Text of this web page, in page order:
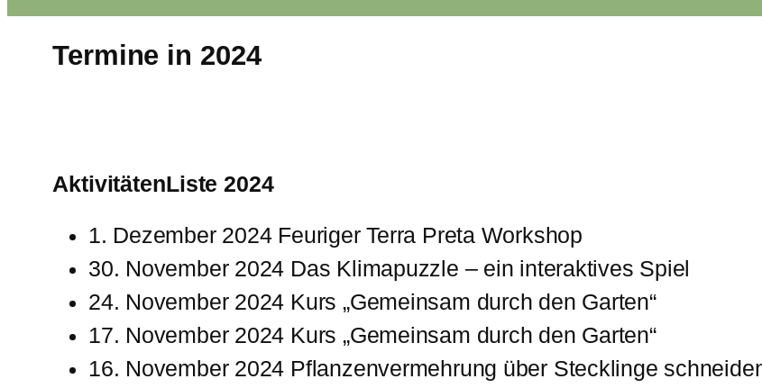
Termine in 2024
AktivitätenListe 2024
1. Dezember 2024 Feuriger Terra Preta Workshop
30. November 2024 Das Klimapuzzle – ein interaktives Spiel
24. November 2024 Kurs „Gemeinsam durch den Garten“
17. November 2024 Kurs „Gemeinsam durch den Garten“
16. November 2024 Pflanzenvermehrung über Stecklinge